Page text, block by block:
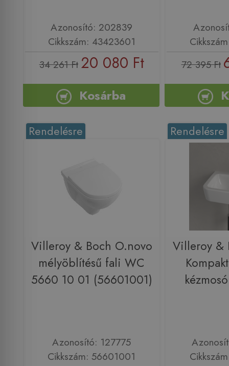
Azonosító: 202839
Cikkszám: 43423601
34 261 Ft 20 080 Ft
Kosárba
72 395 Ft
Rendelésre
Villeroy & Boch O.novo
mélyöblítésű fali WC
5660 10 01 (56601001)
Azonosító: 127775
Cikkszám: 56601001
Rendelésre
Villeroy &